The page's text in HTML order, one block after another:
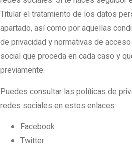
Titular el tratamiento de los datos
apartado, así como por aquellas
de privacidad y normativas de
social que proceda en cada caso y
previamente.
Puedes consultar las políticas de
redes sociales en estos enlaces:
Facebook
Twitter